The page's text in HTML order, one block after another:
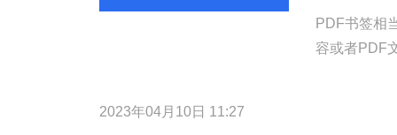
PDF书签相
容或者PDF
2023年04月10日 11:27